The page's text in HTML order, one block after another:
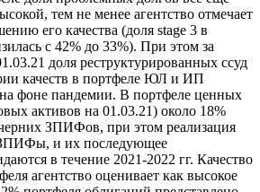
тем не менее агентство отмечает
его качества (доля stage 3 в
с 42% до 33%). При этом за
доля реструктурированных ссуд
качеств в портфеле ЮЛ и ИП
фоне пандемии. В портфеле ценных
активов на 01.03.21) около 18%
ЗПИФов, при этом реализация
и их последующее
в течение 2021-2022 гг. Качество
агентство оценивает как высокое